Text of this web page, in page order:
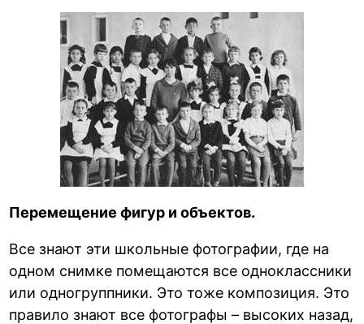
Перемещение фигур и объектов.
Все знают эти школьные фотографии, где на
одном снимке помещаются все одноклассники
или одногруппники. Это тоже композиция. Это
правило знают все фотографы – высоких назад,